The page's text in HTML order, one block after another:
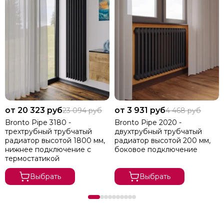
от 20 323 руб23 094 руб
Bronto Pipe 3180 -
трехтрубный трубчатый
радиатор высотой 1800 мм,
нижнее подключение с
термостатикой
Выбрать
от 3 931 руб4 468 руб
Bronto Pipe 2020 -
двухтрубный трубчатый
радиатор высотой 200 мм,
боковое подключение
Выбрать